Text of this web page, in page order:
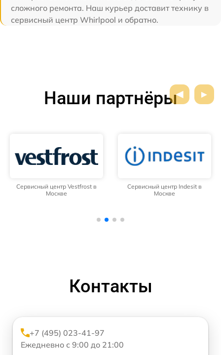
сложного ремонта. Наш курьер доставит технику в
сервисный центр Whirlpool и обратно.
Наши партнёры
Сервисный центр Vestfrost в
Москве
Сервисный центр Indesit в
Москве
Контакты
+7 (495) 023-41-97
Ежедневно с 9:00 до 21:00